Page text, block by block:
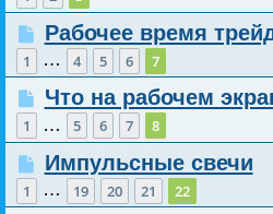
Рабочее время
1 … 4 5 6 7
Что на рабочем
1 … 5 6 7 8
Импульсные свечи
1 … 19 20 21 22